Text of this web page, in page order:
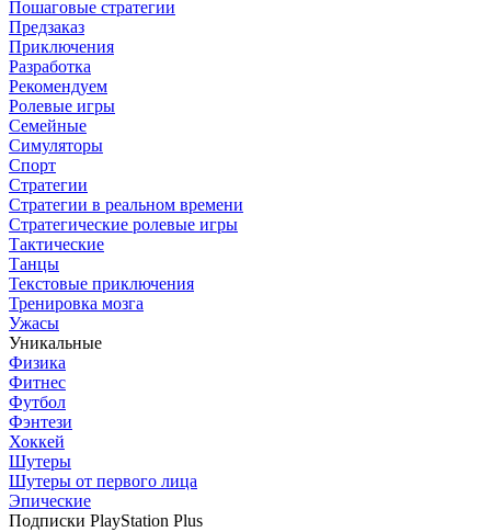
Пошаговые стратегии
Предзаказ
Приключения
Разработка
Рекомендуем
Ролевые игры
Семейные
Симуляторы
Спорт
Стратегии
Стратегии в реальном времени
Стратегические ролевые игры
Тактические
Танцы
Текстовые приключения
Тренировка мозга
Ужасы
Уникальные
Физика
Фитнес
Футбол
Фэнтези
Хоккей
Шутеры
Шутеры от первого лица
Эпические
Подписки PlayStation Plus